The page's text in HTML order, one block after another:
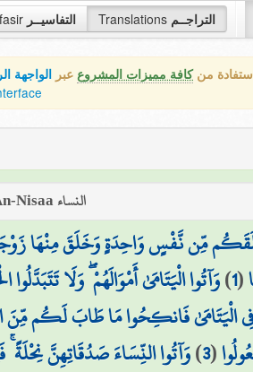
التفاسيــر Translations التراجــم
منكافة مميزات المشروع عبر الواجهة
النساء An-Nisaa
مِّن نَّفْسٍ وَاحِدَةٍ وَخَلَقَ مِنْهَا
(
1
)وَآتُوا الْيَتَامَىٰ أَمْوَالَهُمْ ۖ وَلَا
الْيَتَامَىٰ فَانكِحُوا مَا طَابَ لَكُم مِّنَ
(
3
)وَآتُوا النِّسَاءَ صَدُقَاتِهِنَّ